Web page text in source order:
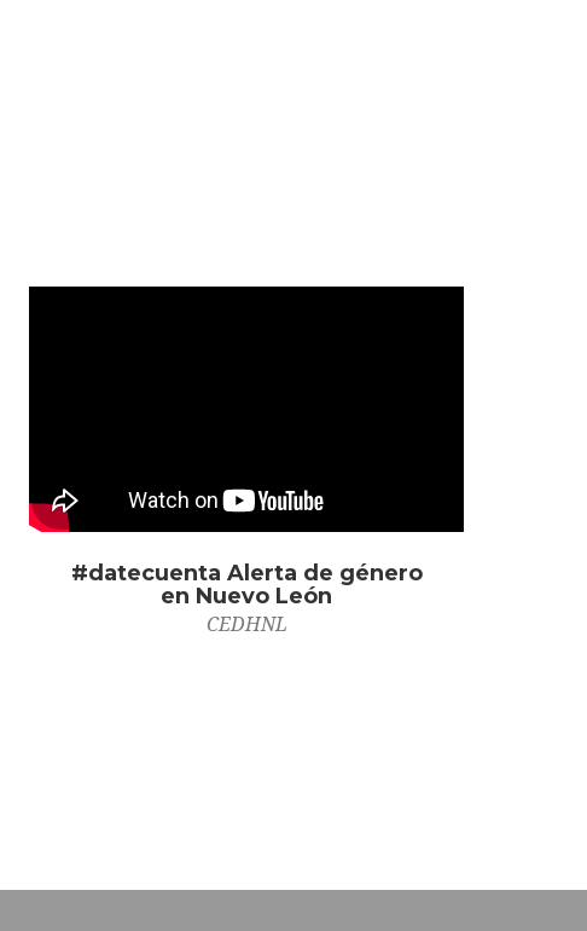
#datecuenta Alerta de género
en Nuevo León
CEDHNL